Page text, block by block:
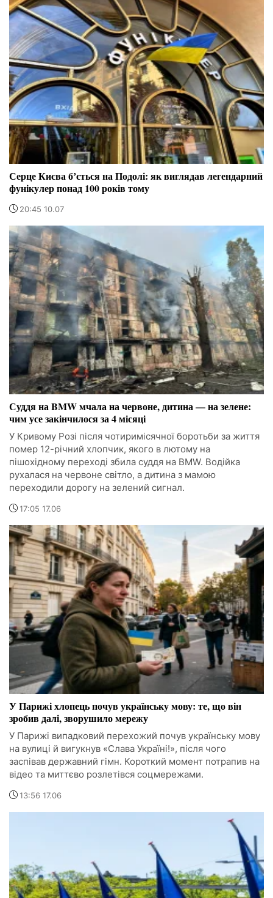
Серце Києва бʼється на Подолі: як виглядав легендарний
фунікулер понад 100 років тому
20:45 10.07
Суддя на BMW мчала на червоне, дитина — на зелене:
чим усе закінчилося за 4 місяці
У Кривому Розі після чотиримісячної боротьби за життя
помер 12-річний хлопчик, якого в лютому на
пішохідному переході збила суддя на BMW. Водійка
рухалася на червоне світло, а дитина з мамою
переходили дорогу на зелений сигнал.
17:05 17.06
У Парижі хлопець почув українську мову: те, що він
зробив далі, зворушило мережу
У Парижі випадковий перехожий почув українську мову
на вулиці й вигукнув «Слава Україні!», після чого
заспівав державний гімн. Короткий момент потрапив на
відео та миттєво розлетівся соцмережами.
13:56 17.06